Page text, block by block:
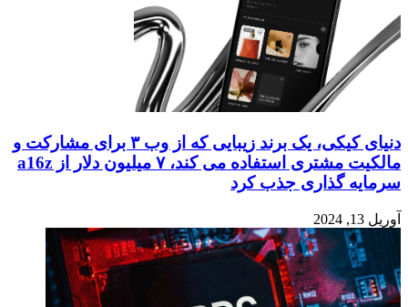
دنیای کیکی، یک برند زیبایی که از وب ۳ برای مشارکت و
مالکیت مشتری استفاده می کند، ۷ میلیون دلار از a16z
سرمایه گذاری جذب کرد
آوریل 13, 2024